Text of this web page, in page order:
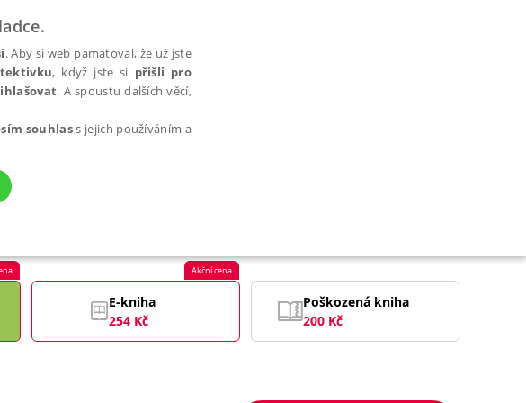
Akční cena
E-kniha
254 Kč
Poškozená kniha
200 Kč
. Aby si web pamatoval, že už jste
, když jste si přišli pro
. A spoustu dalších věcí,
souhlass jejich používáním a
NEZAŘAZENÉ SOUBORY
Nezařazené soubory
stránky nelze bez nezbytně nutných souborů cookie správně používat.